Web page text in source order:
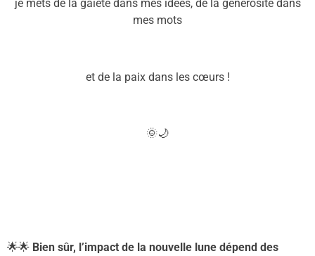
je mets de la gaieté dans mes idées, de la générosité dans
mes mots
et de la paix dans les cœurs !
🌞🌙
🌟🌟 Bien sûr, l’impact de la nouvelle lune dépend des